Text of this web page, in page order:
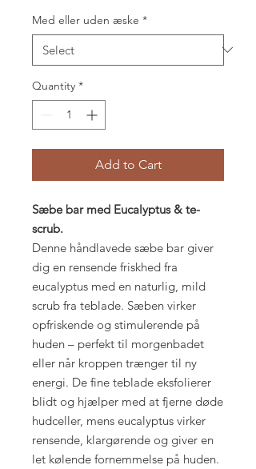
Med eller uden æske *
Quantity *
Add to Cart
Sæbe bar med Eucalyptus & te-
scrub.
Denne håndlavede sæbe bar giver
dig en rensende friskhed fra
eucalyptus med en naturlig, mild
scrub fra teblade. Sæben virker
opfriskende og stimulerende på
huden – perfekt til morgenbadet
eller når kroppen trænger til ny
energi. De fine teblade eksfolierer
blidt og hjælper med at fjerne døde
hudceller, mens eucalyptus virker
rensende, klargørende og giver en
let kølende fornemmelse på huden.